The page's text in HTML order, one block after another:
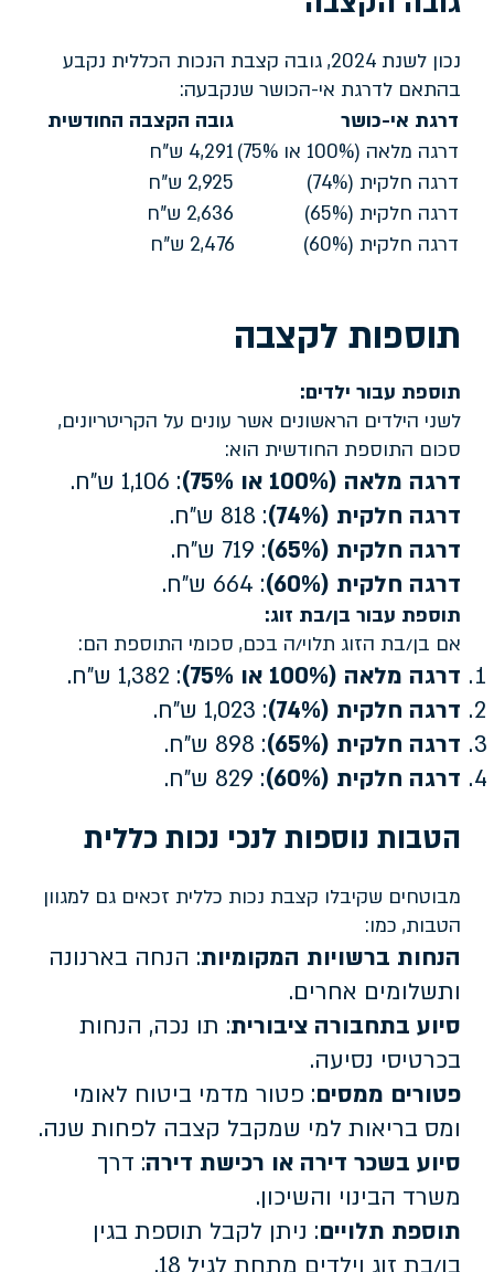
נכון לשנת 2024, גובה קצבת הנכות הכללית נקבע
בהתאם לדרגת אי-הכושר שנקבעה:
דרגת אי-כושר
גובה הקצבה החודשית
דרגה מלאה (100% או 75%)
4,291 ש"ח
דרגה חלקית (74%)
2,925 ש"ח
דרגה חלקית (65%)
2,636 ש"ח
דרגה חלקית (60%)
2,476 ש"ח
תוספות לקצבה
תוספת עבור ילדים:
לשני הילדים הראשונים אשר עונים על הקריטריונים,
סכום התוספת החודשית הוא:
דרגה מלאה (100% או 75%)
: 1,106 ש"ח.
דרגה חלקית (74%)
: 818 ש"ח.
דרגה חלקית (65%)
: 719 ש"ח.
דרגה חלקית (60%)
: 664 ש"ח.
תוספת עבור בן/בת זוג:
אם בן/בת הזוג תלוי/ה בכם, סכומי התוספת הם:
דרגה מלאה (100% או 75%)
: 1,382 ש"ח.
דרגה חלקית (74%)
: 1,023 ש"ח.
דרגה חלקית (65%)
: 898 ש"ח.
דרגה חלקית (60%)
: 829 ש"ח.
הטבות נוספות לנכי נכות כללית
מבוטחים שקיבלו קצבת נכות כללית זכאים גם למגוון
הטבות, כמו:
הנחות ברשויות המקומיות: הנחה בארנונה
ותשלומים אחרים.
סיוע בתחבורה ציבורית: תו נכה, הנחות
בכרטיסי נסיעה.
פטורים ממסים: פטור מדמי ביטוח לאומי
ומס בריאות למי שמקבל קצבה לפחות שנה.
סיוע בשכר דירה או רכישת דירה: דרך
משרד הבינוי והשיכון.
תוספת תלויים: ניתן לקבל תוספת בגין